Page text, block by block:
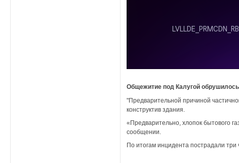
Общежитие под Калугой
"Предварительной причиной
конструктив здания.
«Предварительно, хлопок бытового
сообщении.
По итогам инцидента пострадали три